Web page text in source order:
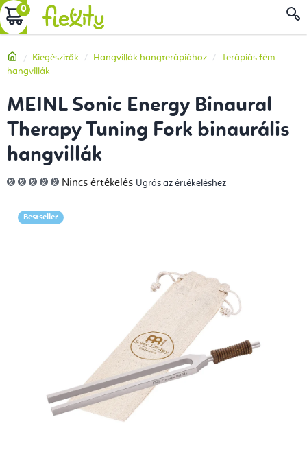
Ugrás
a
tartalomhoz
KOSÁR
Kezdőlap
Kiegészítők Hangvillák hangterápiához
Terápiás fém
hangvillák
MEINL Sonic Energy Binaural
Therapy Tuning Fork binaurális
hangvillák
A
termék
5-
ből
Nincs értékelés Ugrás az értékeléshez
Bestseller